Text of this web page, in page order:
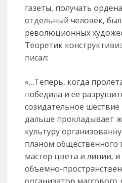
газеты, получать
отдельный человек,
революционных
Теоретик
писал:
«…Теперь, когда
победила и ее
созидательное
дальше прокладывает
культуру
планом обществен­ного
мастер цвета и линии,
объемно-
организатор массового